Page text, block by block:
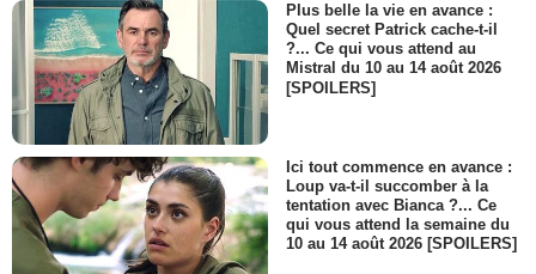
Plus belle la vie en avance :
Quel secret Patrick cache-t-il
?... Ce qui vous attend au
Mistral du 10 au 14 août 2026
[SPOILERS]
Ici tout commence en avance :
Loup va-t-il succomber à la
tentation avec Bianca ?... Ce
qui vous attend la semaine du
10 au 14 août 2026 [SPOILERS]